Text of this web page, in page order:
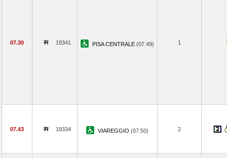
07.30 19341 PISA CENTRALE (07.49) 1
07.43 19334 VIAREGGIO (07.50) 2